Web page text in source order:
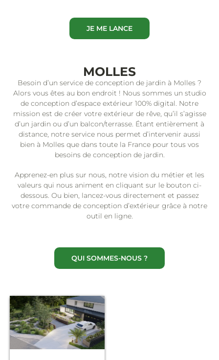
JE ME LANCE
MOLLES
Besoin d’un service de conception de jardin à Molles ?
Alors vous êtes au bon endroit ! Nous sommes un studio
de conception d’espace extérieur 100% digital. Notre
mission est de créer votre extérieur de rêve, qu’il s’agisse
d’un jardin ou d’un balcon/terrasse. Étant entièrement à
distance, notre service nous permet d’intervenir aussi
bien à Molles que dans toute la France pour tous vos
besoins de conception de jardin.
Apprenez-en plus sur nous, notre vision du métier et les
valeurs qui nous animent en cliquant sur le bouton ci-
dessous. Ou bien, lancez-vous directement et passez
votre commande de conception d’extérieur grâce à notre
outil en ligne.
QUI SOMMES-NOUS ?